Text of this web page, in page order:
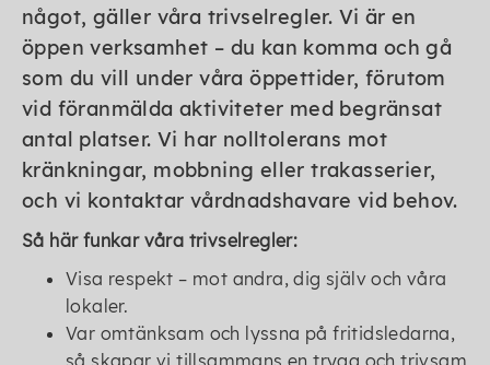
något, gäller våra trivselregler. Vi är en
öppen verksamhet – du kan komma och gå
som du vill under våra öppettider, förutom
vid föranmälda aktiviteter med begränsat
antal platser. Vi har nolltolerans mot
kränkningar, mobbning eller trakasserier,
och vi kontaktar vårdnadshavare vid behov.
Så här funkar våra trivselregler:
Visa respekt – mot andra, dig själv och våra
lokaler.
Var omtänksam och lyssna på fritidsledarna,
så skapar vi tillsammans en trygg och trivsam